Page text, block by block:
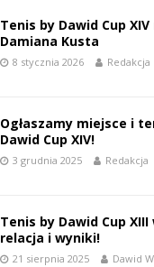
Tenis by Dawid Cup
Damiana Kusta
8 stycznia 2026 Redakcja
Ogłaszamy miejsce i
Dawid Cup XIV!
3 grudnia 2025 Redakcja
Tenis by Dawid Cup
relacja i wyniki!
21 sierpnia 2025 Dawid